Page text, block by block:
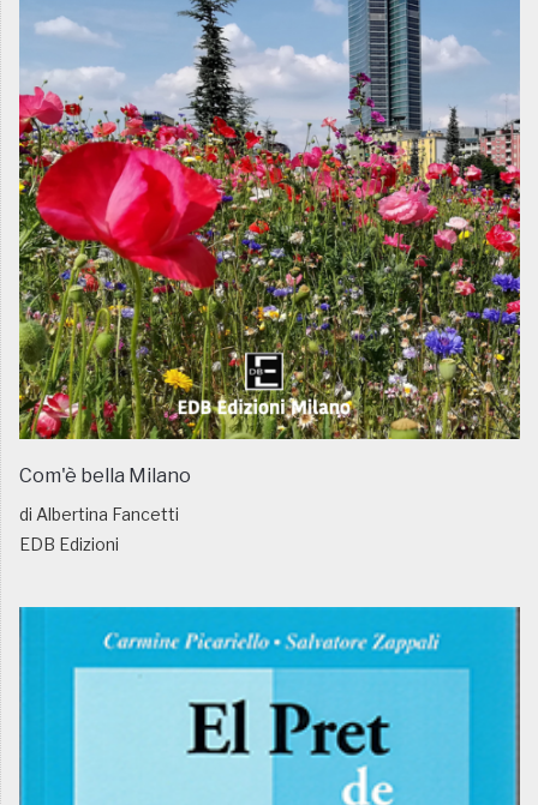
Com'è bella Milano
di Albertina Fancetti
EDB Edizioni